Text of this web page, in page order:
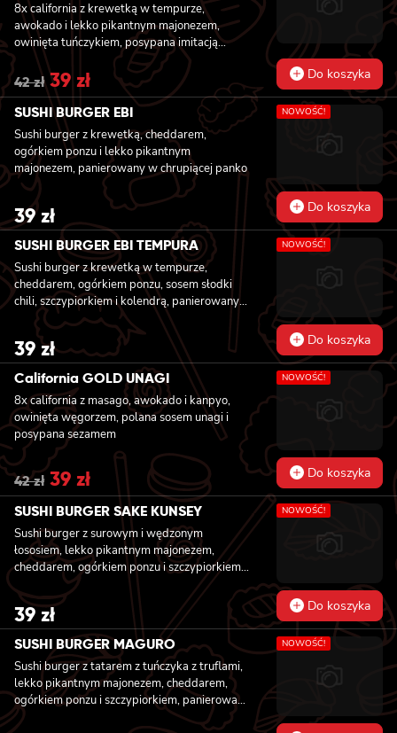
8x california z krewetką w tempurze,
awokado i lekko pikantnym majonezem,
owinięta tuńczykiem, posypana imitacją
czarnej ikry
42zł Original
price
was:
42 zł.
39 zł Current
price
is:
39 zł.
Do koszyka
SUSHI BURGER EBI
Sushi burger z krewetką, cheddarem,
ogórkiem ponzu i lekko pikantnym
majonezem, panierowany w chrupiącej panko
NOWOŚĆ!
39zł Do koszyka
SUSHI BURGER EBI TEMPURA
Sushi burger z krewetką w tempurze,
cheddarem, ogórkiem ponzu, sosem słodki
chili, szczypiorkiem i kolendrą, panierowany
w chrupiącej panko
NOWOŚĆ!
39 zł Do koszyka
California GOLD UNAGI
8x california z masago, awokado i kanpyo,
owinięta węgorzem, polana sosem unagi i
posypana sezamem
NOWOŚĆ!
42zł Original
price
was:
42 zł.
39 zł Current
price
is:
39 zł.
Do koszyka
SUSHI BURGER SAKE KUNSEY
Sushi burger z surowym i wędzonym
łososiem, lekko pikantnym majonezem,
cheddarem, ogórkiem ponzu i szczypiorkiem,
panierowany w chrupiącej panko
NOWOŚĆ!
39zł Do koszyka
SUSHI BURGER MAGURO
Sushi burger z tatarem z tuńczyka z truflami,
lekko pikantnym majonezem, cheddarem,
ogórkiem ponzu i szczypiorkiem, panierowany
w chrupiącej panko
NOWOŚĆ!